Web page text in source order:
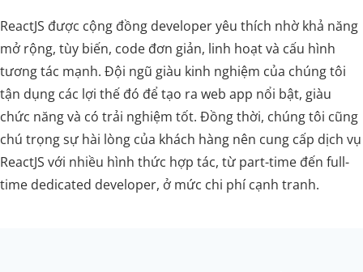
ReactJS được cộng đồng developer yêu thích nhờ khả năng
mở rộng, tùy biến, code đơn giản, linh hoạt và cấu hình
tương tác mạnh. Đội ngũ giàu kinh nghiệm của chúng tôi
tận dụng các lợi thế đó để tạo ra web app nổi bật, giàu
chức năng và có trải nghiệm tốt. Đồng thời, chúng tôi cũng
chú trọng sự hài lòng của khách hàng nên cung cấp dịch vụ
ReactJS với nhiều hình thức hợp tác, từ part-time đến full-
time dedicated developer, ở mức chi phí cạnh tranh.